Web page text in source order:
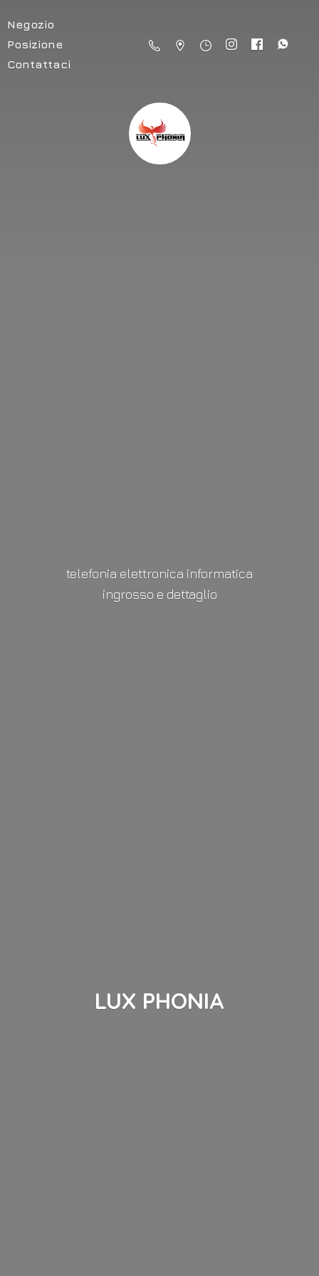
Negozio
Posizione
Contattaci
LUX PHONIA
telefonia elettronica informatica
ingrosso e dettaglio